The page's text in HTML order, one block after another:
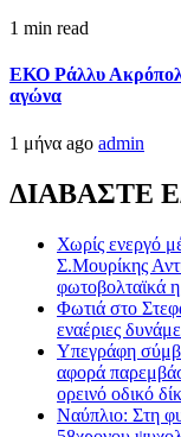
1 min read
ΕΚΟ Ράλλυ
αγώνα
1 μήνα ago admin
ΔΙΑΒΑΣΤΕ
Χωρίς ενεργό
Σ.Μουρίκης
φωτοβολταϊκά
Φωτιά στο
εναέριες
Υπεγράφη
αφορά
ορεινό οδικό
Ναύπλιο: Στη